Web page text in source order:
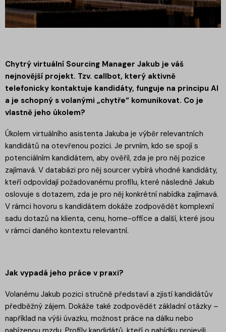
Chytrý virtuální Sourcing Manager Jakub je váš
nejnovější projekt. Tzv. callbot, který aktivně
telefonicky kontaktuje kandidáty, funguje na principu AI
a je schopný s volanými „chytře“ komunikovat. Co je
vlastně jeho úkolem?
Úkolem virtuálního asistenta Jakuba je výběr relevantních
kandidátů na otevřenou pozici. Je prvním, kdo se spojí s
potenciálním kandidátem, aby ověřil, zda je pro něj pozice
zajímavá. V databázi pro něj sourcer vybírá vhodné kandidáty,
kteří odpovídají požadovanému profilu, které následně Jakub
oslovuje s dotazem, zda je pro něj konkrétní nabídka zajímavá.
V rámci hovoru s kandidátem dokáže zodpovědět komplexní
sadu dotazů na klienta, cenu, home-office a další, které jsou
v rámci daného kontextu relevantní.
Jak vypadá jeho práce v praxi?
Volanému Jakub pozici stručně představí a zjistí kandidátův
předběžný zájem. Dokáže také zodpovědět základní otázky –
například na výši úvazku, možnost práce na dálku nebo